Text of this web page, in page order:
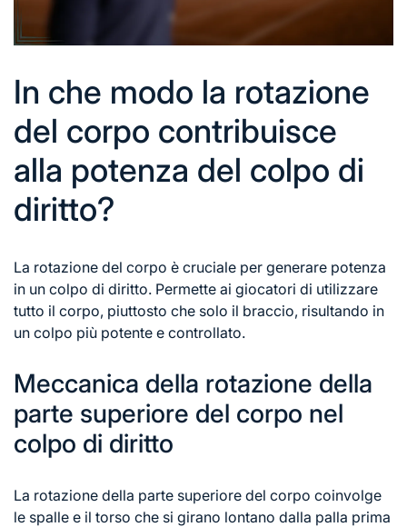
In che modo la rotazione
del corpo contribuisce
alla potenza del colpo di
diritto?
La rotazione del corpo è cruciale per generare potenza
in un colpo di diritto. Permette ai giocatori di utilizzare
tutto il corpo, piuttosto che solo il braccio, risultando in
un colpo più potente e controllato.
Meccanica della rotazione della
parte superiore del corpo nel
colpo di diritto
La rotazione della parte superiore del corpo coinvolge
le spalle e il torso che si girano lontano dalla palla prima